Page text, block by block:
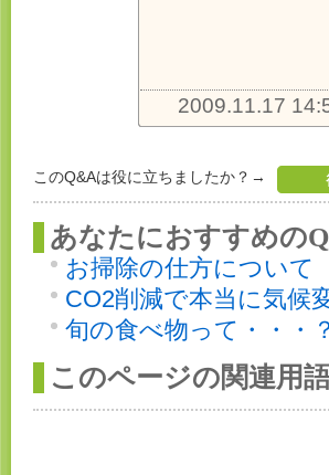
2009.11.17
このQ&Aは役に立ちましたか？→
あなたにおすすめの
お掃除の仕方について
CO2削減で本当に気候
旬の食べ物って・・・？
このページの関連用